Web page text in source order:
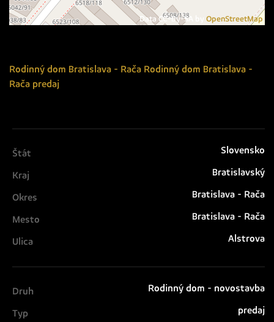
Data CC-By-SA by OpenStreetMap
Rodinný dom Bratislava - Rača Rodinný dom Bratislava -
Rača predaj
Štát Slovensko
Kraj Bratislavský
Okres Bratislava - Rača
Mesto Bratislava - Rača
Ulica Alstrova
Druh Rodinný dom - novostavba
Typ predaj